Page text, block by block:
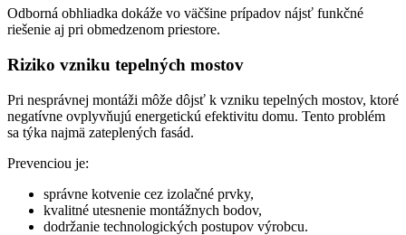
Odborná obhliadka dokáže vo väčšine prípadov nájsť funkčné
riešenie aj pri obmedzenom priestore.
Riziko vzniku tepelných mostov
Pri nesprávnej montáži môže dôjsť k vzniku tepelných mostov, ktoré
negatívne ovplyvňujú energetickú efektivitu domu. Tento problém
sa týka najmä zateplených fasád.
Prevenciou je:
správne kotvenie cez izolačné prvky,
kvalitné utesnenie montážnych bodov,
dodržanie technologických postupov výrobcu.